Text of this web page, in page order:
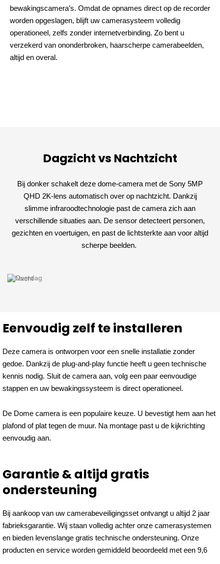
bewakingscamera’s. Omdat de opnames direct op de recorder
worden opgeslagen, blijft uw camerasysteem volledig
operationeel, zelfs zonder internetverbinding. Zo bent u
verzekerd van ononderbroken, haarscherpe camerabeelden,
altijd en overal.
Dagzicht vs Nachtzicht
Bij donker schakelt deze dome-camera met de Sony 5MP
QHD 2K-lens automatisch over op nachtzicht. Dankzij
slimme infraroodtechnologie past de camera zich aan
verschillende situaties aan. De sensor detecteert personen,
gezichten en voertuigen, en past de lichtsterkte aan voor altijd
scherpe beelden.
Eenvoudig zelf te installeren
Deze camera is ontworpen voor een snelle installatie zonder
gedoe. Dankzij de plug-and-play functie heeft u geen technische
kennis nodig. Sluit de camera aan, volg een paar eenvoudige
stappen en uw bewakingssysteem is direct operationeel.
De Dome camera is een populaire keuze. U bevestigt hem aan het
plafond of plat tegen de muur. Na montage past u de kijkrichting
eenvoudig aan.
Garantie & altijd gratis
ondersteuning
Bij aankoop van uw camerabeveiligingsset ontvangt u altijd 2 jaar
fabrieksgarantie. Wij staan volledig achter onze camerasystemen
en bieden levenslange gratis technische ondersteuning. Onze
producten en service worden gemiddeld beoordeeld met een 9,6